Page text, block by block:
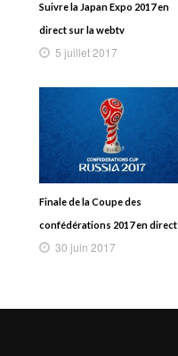
Suivre la Japan Expo 2017 en
direct sur la webtv
5 juillet 2017
Finale de la Coupe des
confédérations 2017 en direct
30 juin 2017